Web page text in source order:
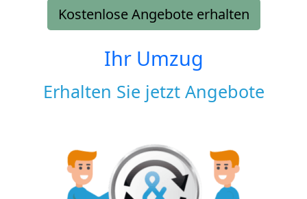
Kostenlose Angebote erhalten
Ihr Umzug
Erhalten Sie jetzt Angebote